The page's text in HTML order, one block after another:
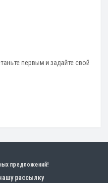
первым и задайте свой
предложений!
рассылку